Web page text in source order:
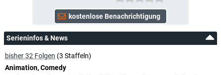
Serieninfos & News
bisher 32 Folgen (3 Staffeln)
Animation, Comedy